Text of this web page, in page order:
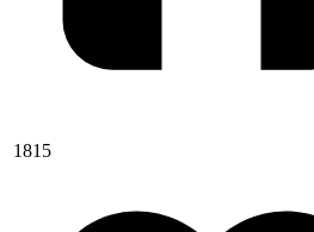
1815